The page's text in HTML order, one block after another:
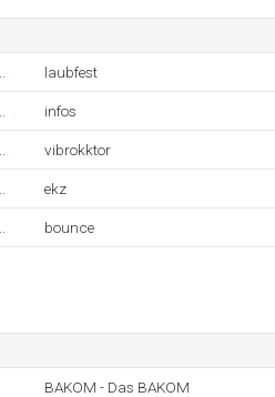
laubfest
infos
vibrokktor
ekz
bounce
BAKOM - Das BAKOM